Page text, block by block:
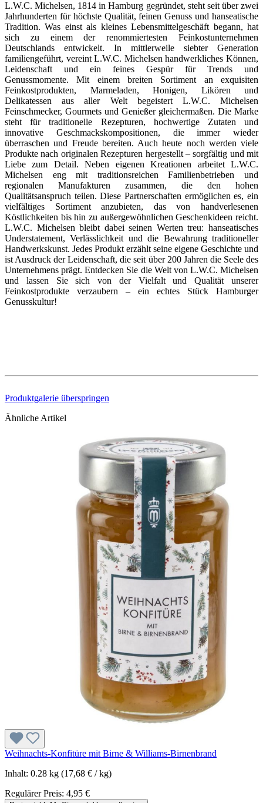
L.W.C. Michelsen, 1814 in Hamburg gegründet, steht seit über zwei
Jahrhunderten für höchste Qualität, feinen Genuss und hanseatische
Tradition. Was einst als kleines Lebensmittelgeschäft begann, hat
sich zu einem der renommiertesten Feinkostunternehmen
Deutschlands entwickelt. In mittlerweile siebter Generation
familiengeführt, vereint L.W.C. Michelsen handwerkliches Können,
Leidenschaft und ein feines Gespür für Trends und
Genussmomente. Mit einem breiten Sortiment an exquisiten
Feinkostprodukten, Marmeladen, Honigen, Likören und
Delikatessen aus aller Welt begeistert L.W.C. Michelsen
Feinschmecker, Gourmets und Genießer gleichermaßen. Die Marke
steht für traditionelle Rezepturen, hochwertige Zutaten und
innovative Geschmackskompositionen, die immer wieder
überraschen und Freude bereiten. Auch heute noch werden viele
Produkte nach originalen Rezepturen hergestellt – sorgfältig und mit
Liebe zum Detail. Neben eigenen Kreationen arbeitet L.W.C.
Michelsen eng mit traditionsreichen Familienbetrieben und
regionalen Manufakturen zusammen, die den hohen
Qualitätsanspruch teilen. Diese Partnerschaften ermöglichen es, ein
vielfältiges Sortiment anzubieten, das von handverlesenen
Köstlichkeiten bis hin zu außergewöhnlichen Geschenkideen reicht.
L.W.C. Michelsen bleibt dabei seinen Werten treu: hanseatisches
Understatement, Verlässlichkeit und die Bewahrung traditioneller
Handwerkskunst. Jedes Produkt erzählt seine eigene Geschichte und
ist Ausdruck der Leidenschaft, die seit über 200 Jahren die Seele des
Unternehmens prägt. Entdecken Sie die Welt von L.W.C. Michelsen
und lassen Sie sich von der Vielfalt und Qualität unserer
Feinkostprodukte verzaubern – ein echtes Stück Hamburger
Genusskultur!
Produktgalerie überspringen
Ähnliche Artikel
Weihnachts-Konfitüre mit Birne & Williams-Birnenbrand
Inhalt: 0.28 kg (17,68 € / kg)
Regulärer Preis: 4,95 €